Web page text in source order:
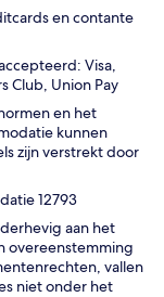
en contante
Visa,
Club, Union Pay
en het
kunnen
zijn verstrekt door
12793
aan het
overeenstemming
vallen
niet onder het